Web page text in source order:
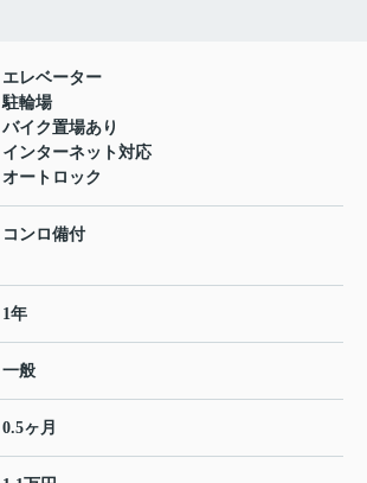
エレベーター
駐輪場
バイク置場あり
インターネット対応
オートロック
コンロ備付
1年
一般
0.5ヶ月